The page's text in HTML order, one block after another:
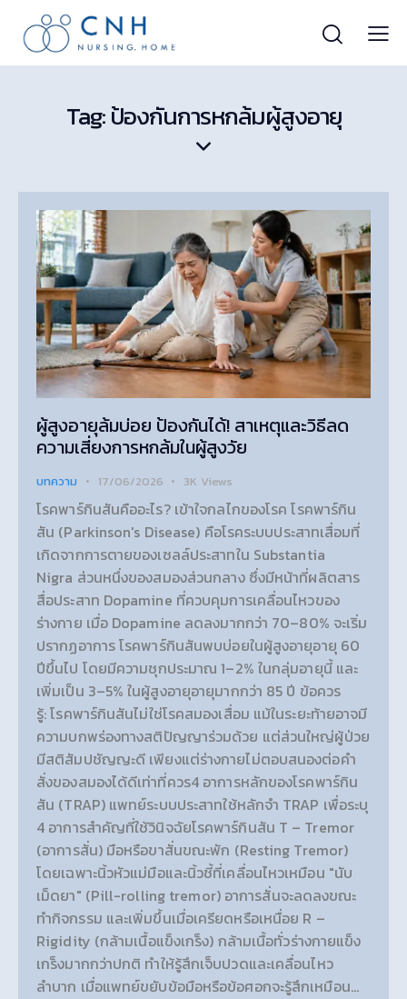
Tag: ป้องกันการหกล้มผู้สูงอายุ
ผู้สูงอายุล้มบ่อย ป้องกันได้! สาเหตุและวิธีลด
ความเสี่ยงการหกล้มในผู้สูงวัย
บทความ 17/06/2026 3K Views
โรคพาร์กินสันคืออะไร? เข้าใจกลไกของโรค โรคพาร์กิน
สัน (Parkinson's Disease) คือโรคระบบประสาทเสื่อมที่
เกิดจากการตายของเซลล์ประสาทใน Substantia
Nigra ส่วนหนึ่งของสมองส่วนกลาง ซึ่งมีหน้าที่ผลิตสาร
สื่อประสาท Dopamine ที่ควบคุมการเคลื่อนไหวของ
ร่างกาย เมื่อ Dopamine ลดลงมากกว่า 70–80% จะเริ่ม
ปรากฏอาการ โรคพาร์กินสันพบบ่อยในผู้สูงอายุอายุ 60
ปีขึ้นไป โดยมีความชุกประมาณ 1–2% ในกลุ่มอายุนี้ และ
เพิ่มเป็น 3–5% ในผู้สูงอายุอายุมากกว่า 85 ปี ข้อควร
รู้: โรคพาร์กินสันไม่ใช่โรคสมองเสื่อม แม้ในระยะท้ายอาจมี
ความบกพร่องทางสติปัญญาร่วมด้วย แต่ส่วนใหญ่ผู้ป่วย
มีสติสัมปชัญญะดี เพียงแต่ร่างกายไม่ตอบสนองต่อคำ
สั่งของสมองได้ดีเท่าที่ควร4 อาการหลักของโรคพาร์กิน
สัน (TRAP) แพทย์ระบบประสาทใช้หลักจำ TRAP เพื่อระบุ
4 อาการสำคัญที่ใช้วินิจฉัยโรคพาร์กินสัน T – Tremor
(อาการสั่น) มือหรือขาสั่นขณะพัก (Resting Tremor)
โดยเฉพาะนิ้วหัวแม่มือและนิ้วชี้ที่เคลื่อนไหวเหมือน "นับ
เม็ดยา" (Pill-rolling tremor) อาการสั่นจะลดลงขณะ
ทำกิจกรรม และเพิ่มขึ้นเมื่อเครียดหรือเหนื่อย R –
Rigidity (กล้ามเนื้อแข็งเกร็ง) กล้ามเนื้อทั่วร่างกายแข็ง
เกร็งมากกว่าปกติ ทำให้รู้สึกเจ็บปวดและเคลื่อนไหว
ลำบาก เมื่อแพทย์ขยับข้อมือหรือข้อศอกจะรู้สึกเหมือน…